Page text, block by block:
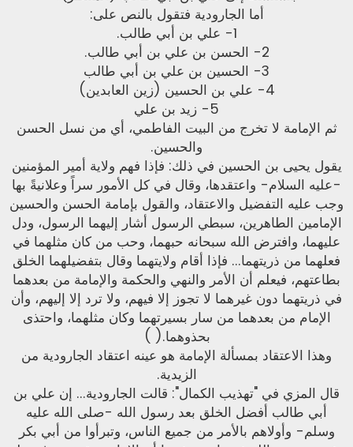
أما الجارودية فتقول بالنص على:
1- علي بن أبي طالب.
2- الحسن بن علي بن أبي طالب.
3- الحسين بن علي بن أبي طالب
4- علي بن الحسين (زين العابدين)
5- زيد بن علي
ثم الإمامة لا تخرج من البيت الفاطمي، أي من نسل الحسن
والحسين.
يقول يحيى بن الحسين في ذلك: فإذا فهم ولاية أمير المؤمنين
-عليه السلام- واعتقدها، وقال في كل الأمور سراً وعلانيةً بها
وجب عليه التفضيل والاعتقاد، والقول بإمامة الحسن والحسين
الإمامين الطاهرين، سبطي الرسول أشار إليهما الرسول، ودل
عليهما، وافترض الله سبحانه حبهما، وحب من كان مثلهما في
فعلهما من ذريتهما... فإذا أقام ولايتهما وقال بتفضيلهما الخلق
بطاعتهم، فيعلم أن الأمر والنهي والحكمة والإمامة من بعدهما
في ذريتهما دون غيرهما لا تجوز إلا فيهم، ولا ترد إلا إليهم، وأن
الإمام من بعدهما من سار بسيرتهما وكان مثلهما، واحتذى
بحذوهما.( )
وهذا الاعتقاد بمسألة الإمامة هو عينه اعتقاد الجارودية من
الزيدية.
قال المزي في "تهذيب الكمال": قالت الجارودية... إن علي بن
أبي طالب أفضل الخلق بعد رسول الله -صلى الله عليه
وسلم- وأولاهم بالأمر من جميع الناس، وتبرأوا من أبي بكر